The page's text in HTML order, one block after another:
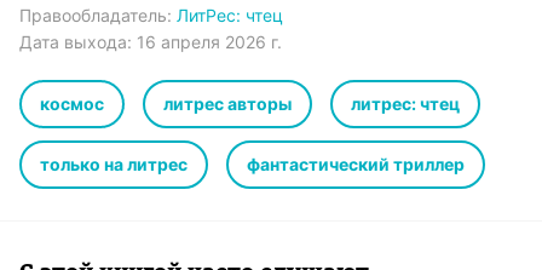
Правообладатель: ЛитРес: чтец
Дата выхода: 16 апреля 2026 г.
космос литрес авторы литрес: чтец
только на литрес фантастический триллер